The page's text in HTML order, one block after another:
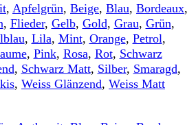
, Apfelgrün, Beige, Blau, Bordeaux,
, Flieder, Gelb, Gold, Grau, Grün,
, Lila, Mint, Orange, Petrol,
, Pink, Rosa, Rot, Schwarz
, Schwarz Matt, Silber, Smaragd,
, Weiss Glänzend, Weiss Matt